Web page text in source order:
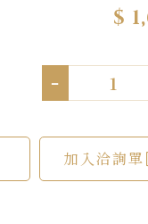
$
-
加入洽詢單